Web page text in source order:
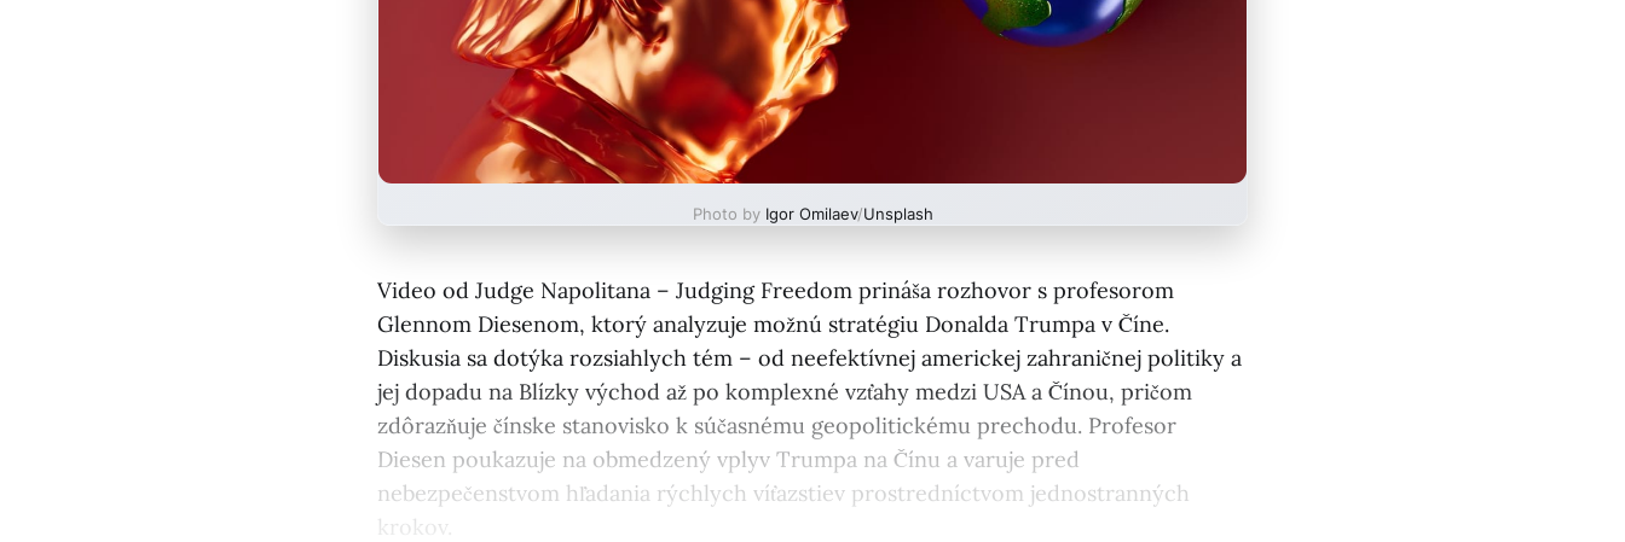
Photo by Igor Omilaev/Unsplash
Video od Judge Napolitana – Judging Freedom prináša rozhovor s profesorom
Glennom Diesenom, ktorý analyzuje možnú stratégiu Donalda Trumpa v Číne.
Diskusia sa dotýka rozsiahlych tém – od neefektívnej americkej zahraničnej politiky a
jej dopadu na Blízky východ až po komplexné vzťahy medzi USA a Čínou, pričom
zdôrazňuje čínske stanovisko k súčasnému geopolitickému prechodu. Profesor
Diesen poukazuje na obmedzený vplyv Trumpa na Čínu a varuje pred
nebezpečenstvom hľadania rýchlych víťazstiev prostredníctvom jednostranných
krokov.